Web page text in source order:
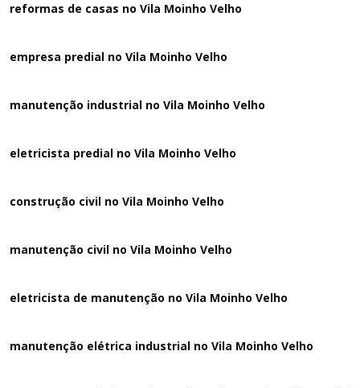
reformas de casas no Vila Moinho Velho
empresa predial no Vila Moinho Velho
manutenção industrial no Vila Moinho Velho
eletricista predial no Vila Moinho Velho
construção civil no Vila Moinho Velho
manutenção civil no Vila Moinho Velho
eletricista de manutenção no Vila Moinho Velho
manutenção elétrica industrial no Vila Moinho Velho